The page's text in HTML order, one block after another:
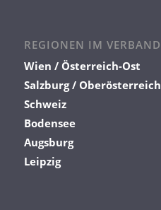
REGIONEN IM VERBAND
Wien / Österreich-Ost
Salzburg / Oberösterreich
Schweiz
Bodensee
Augsburg
Leipzig